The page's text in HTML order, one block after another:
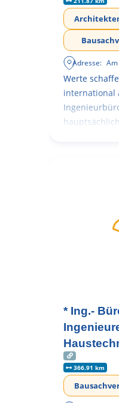
Adresse:
Werte
international
* Ing.-
366.91 km